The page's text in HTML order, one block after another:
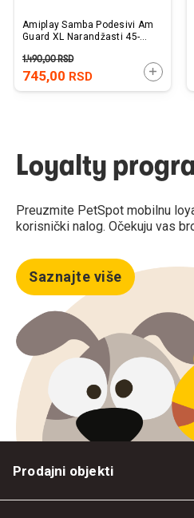
Amiplay Samba Podesivi Am
Guard XL Narandžasti 45-
745,00 RSD
1.490,00RSD
Loyalty
Preuzmite PetSpot mobilnu
korisnički nalog. Očekuju vas
Saznajte više
Prodajni objekti